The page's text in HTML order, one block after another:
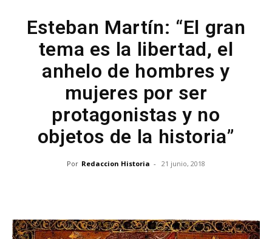
Esteban Martín: “El gran
tema es la libertad, el
anhelo de hombres y
mujeres por ser
protagonistas y no
objetos de la historia”
Por Redaccion Historia - 21 junio, 2018